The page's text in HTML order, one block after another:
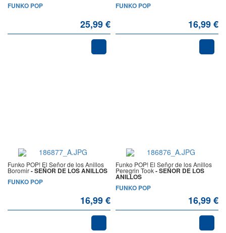
FUNKO POP
25,99 €
FUNKO POP
16,99 €
Funko POP! El Señor de los Anillos
Boromir- SEÑOR DE LOS ANILLOS
FUNKO POP
16,99 €
Funko POP! El Señor de los Anillos
Peregrin Took- SEÑOR DE LOS
ANILLOS
FUNKO POP
16,99 €